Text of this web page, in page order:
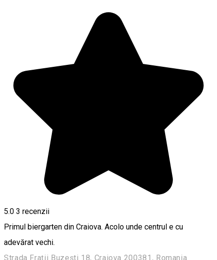
5.0 3 recenzii
Primul biergarten din Craiova. Acolo unde centrul e cu
adevărat vechi.
Strada Frații Buzești 18, Craiova 200381, Romania